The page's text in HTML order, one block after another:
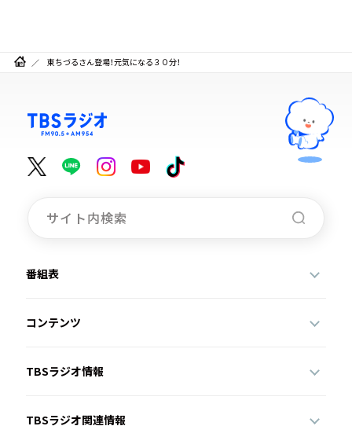
東ちづるさん登場！元気になる３０分！
番組表
コンテンツ
TBSラジオ情報
TBSラジオ関連情報